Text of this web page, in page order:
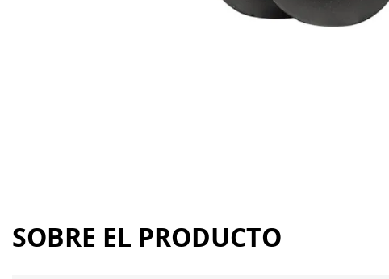
SOBRE EL PRODUCTO